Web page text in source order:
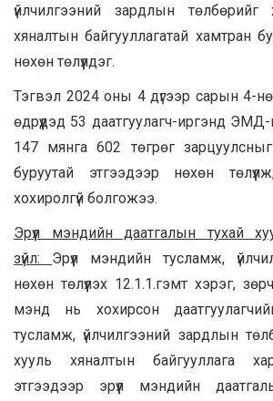
үйлчилгээний зардлын төлбөрийг
хяналтын байгууллагатай хамтран
нөхөн төлүүлдэг.
Тэгвэл 2024 оны 4 дүгээр сарын 4-
өдрүүдэд 53 даатгуулагч-иргэнд
147 мянга 602 төгрөг зарцуулсныг
буруутай этгээдээр нөхөн
хохиролгүй болгожээ.
Эрүүл мэндийн даатгалын тухай
зүйл: Эрүүл мэндийн тусламж,
нөхөн төлүүлэх 12.1.1.гэмт хэрэг,
мэнд нь хохирсон
тусламж, үйлчилгээний зардлын
хууль хяналтын байгууллага
этгээдээр эрүүл мэндийн